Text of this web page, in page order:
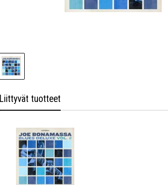
Liittyvät tuotteet